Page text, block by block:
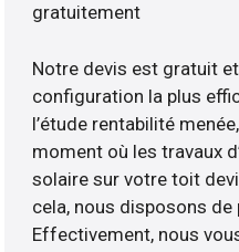
gratuitement
Notre devis est gratuit
configuration la plus
l’étude rentabilité
moment où les travaux
solaire sur votre toit
cela, nous disposons
Effectivement, nous